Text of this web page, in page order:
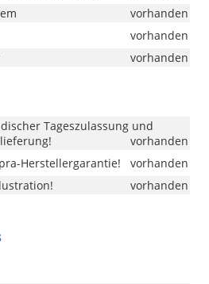
vorhanden
vorhanden
vorhanden
Tageszulassung und
vorhanden
Herstellergarantie!
vorhanden
vorhanden